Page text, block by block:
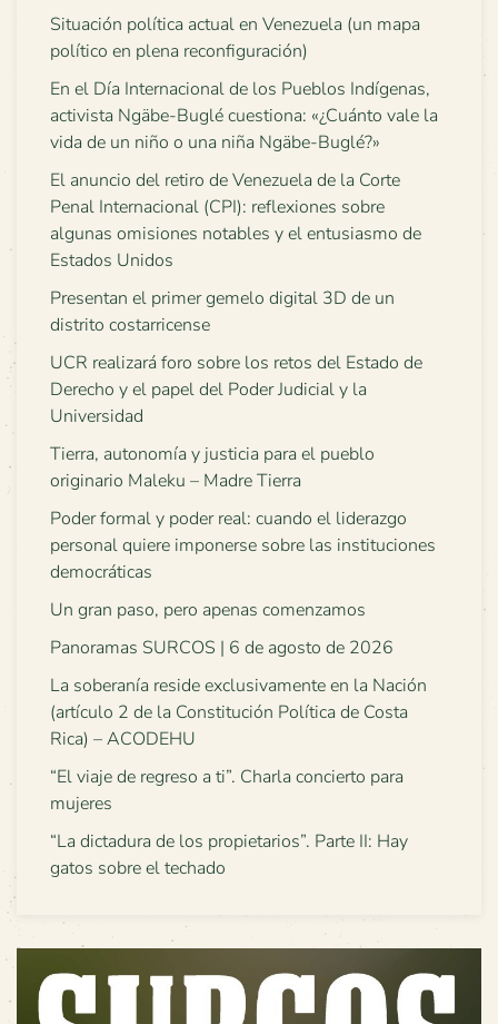
Situación política actual en Venezuela (un mapa
político en plena reconfiguración)
En el Día Internacional de los Pueblos Indígenas,
activista Ngäbe-Buglé cuestiona: «¿Cuánto vale la
vida de un niño o una niña Ngäbe-Buglé?»
El anuncio del retiro de Venezuela de la Corte
Penal Internacional (CPI): reflexiones sobre
algunas omisiones notables y el entusiasmo de
Estados Unidos
Presentan el primer gemelo digital 3D de un
distrito costarricense
UCR realizará foro sobre los retos del Estado de
Derecho y el papel del Poder Judicial y la
Universidad
Tierra, autonomía y justicia para el pueblo
originario Maleku – Madre Tierra
Poder formal y poder real: cuando el liderazgo
personal quiere imponerse sobre las instituciones
democráticas
Un gran paso, pero apenas comenzamos
Panoramas SURCOS | 6 de agosto de 2026
La soberanía reside exclusivamente en la Nación
(artículo 2 de la Constitución Política de Costa
Rica) – ACODEHU
“El viaje de regreso a ti”. Charla concierto para
mujeres
“La dictadura de los propietarios”. Parte II: Hay
gatos sobre el techado